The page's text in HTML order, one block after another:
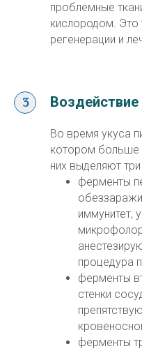
проблемные
кислородом.
регенерации и
Во время укуса
котором больше
них выделяют
ферменты
иммунитет,
процедура
ферменты
стенки
ферменты